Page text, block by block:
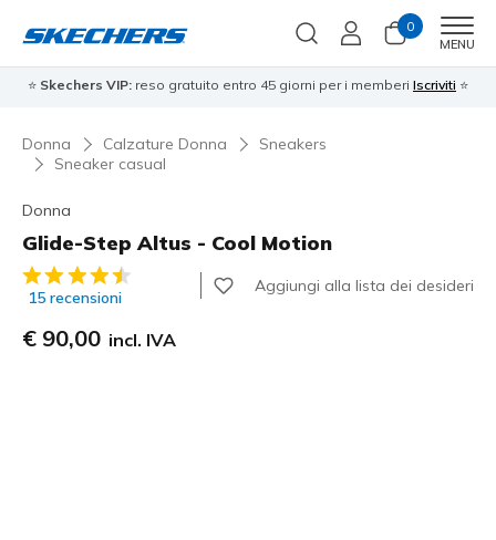
0
MENU
⭐ Skechers VIP: reso gratuito entro 45 giorni per i memberi Iscriviti ⭐
Donna Calzature Donna
Sneakers
Sneaker casual
Donna
Glide-Step Altus - Cool Motion
Valutazione cliente 4 su 5
15 recensioni
Aggiungi alla lista dei desideri
€ 90,00 incl. IVA